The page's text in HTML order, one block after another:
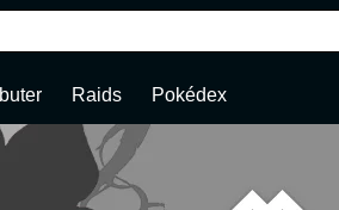
Raids Pokédex